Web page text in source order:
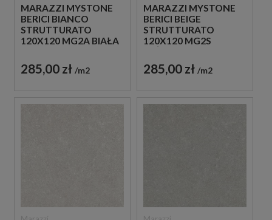
MARAZZI MYSTONE
BERICI BIANCO
STRUTTURATO
120X120 MG2A BIAŁA
STRUKTURALNA
IMITUJĄCA KAMIEŃ
285,00 zł m2
MARAZZI MYSTONE
BERICI BEIGE
STRUTTURATO
120X120 MG2S
STRUKTURALNA
IMITUJĄCA KAMIEŃ
285,00 zł m2